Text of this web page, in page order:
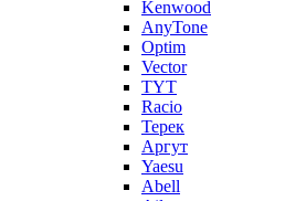
Kenwood
AnyTone
Optim
Vector
TYT
Racio
Терек
Аргут
Yaesu
Abell